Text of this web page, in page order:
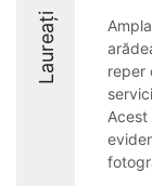
Laureați
reper